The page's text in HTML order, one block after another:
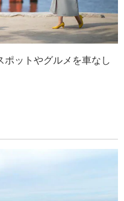
最
ポットやグルメを車なし